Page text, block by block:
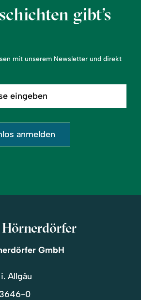
gibt’s
mit unserem Newsletter und direkt
anmelden
GmbH
Allgäu
0